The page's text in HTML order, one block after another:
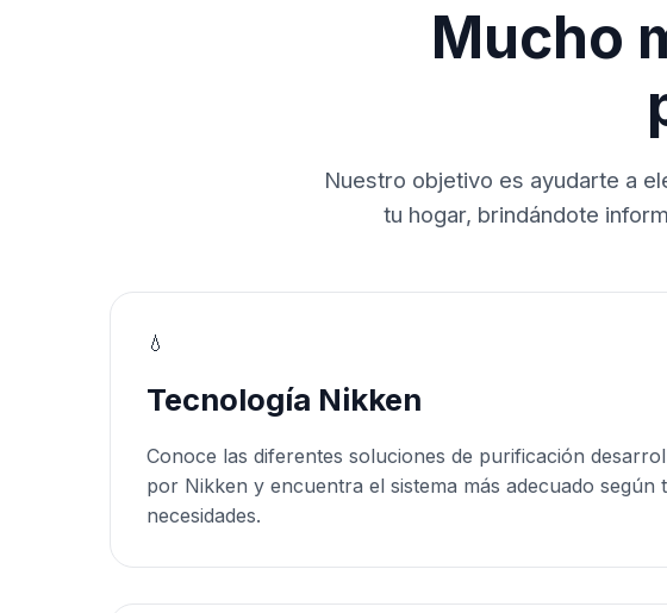
Mucho
Nuestro objetivo es ayudarte a
tu hogar, brindándote
💧
Tecnología Nikken
Conoce las diferentes soluciones de purificación
por Nikken y encuentra el sistema más adecuado según
necesidades.